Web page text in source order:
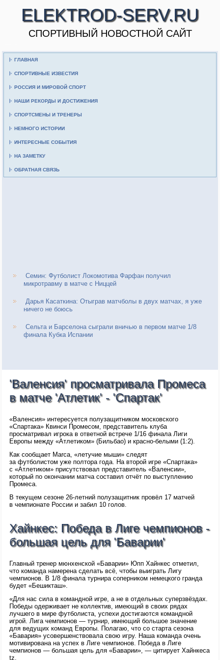
ELEKTROD-SERV.RU
CПОРТИВНЫЙ НОВОСТНОЙ САЙТ
ГЛАВНАЯ
СПОРТИВНЫЕ ИЗВЕСТИЯ
РОССИЯ И МИРОВОЙ СПОРТ
НАШИ РЕКОРДЫ И ДОСТИЖЕНИЯ
СПОРТСМЕНЫ И ТРЕНЕРЫ
НЕМНОГО ИСТОРИИ
ИНТЕРЕСНЫЕ СОБЫТИЯ
НА ЗАМЕТКУ
ОБРАТНАЯ СВЯЗЬ
Семин: Футболист Локомотива Фарфан получил
микротравму в матче с Ниццей
Дарья Касаткина: Отыграв матчболы в двух матчах, я уже
ничего не боюсь
Сельта и Барселона сыграли вничью в первом матче 1/8
финала Кубка Испании
'Валенсия' просматривала Промеса
в матче 'Атлетик' - 'Спартак'
«Валенсия» интересуется полузащитником московского
«Спартака» Квинси Промесом, представитель клуба
просматривал игрока в ответной встрече 1/16 финала Лиги
Европы между «Атлетиком» (Бильбао) и красно-белыми (1:2).
Как сообщает Marca, «летучие мыши» следят
за футболистом уже полтора года. На второй игре «Спартака»
с «Атлетиком» присутствовал представитель «Валенсии»,
который по окончании матча составил отчёт по выступлению
Промеса.
В текущем сезоне 26-летний полузащитник провёл 17 матчей
в чемпионате России и забил 10 голов.
Хайнкес: Победа в Лиге чемпионов -
большая цель для 'Баварии'
Главный тренер мюнхенской «Баварии» Юпп Хайнкес отметил,
что команда намерена сделать всё, чтобы выиграть Лигу
чемпионов. В 1/8 финала турнира соперником немецкого гранда
будет «Бешикташ».
«Для нас сила в командной игре, а не в отдельных суперзвёздах.
Победы одерживает не коллектив, имеющий в своих рядах
лучшего в мире футболиста, успехи достигаются командной
игрой. Лига чемпионов — турнир, имеющий большое значение
для ведущих команд Европы. Полагаю, что со старта сезона
«Бавария» усовершенствовала свою игру. Наша команда очень
мотивирована на успех в Лиге чемпионов. Победа в Лиге
чемпионов — большая цель для «Баварии», — цитирует Хайнкеса
tz.